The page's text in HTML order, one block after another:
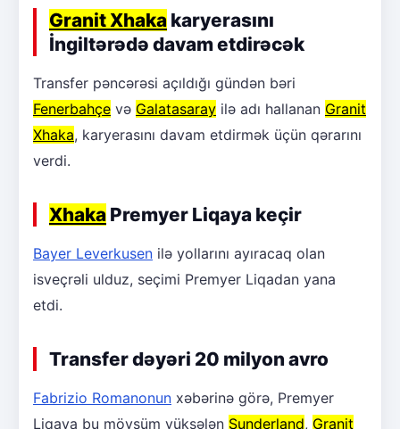
Granit Xhaka karyerasını
İngiltərədə davam etdirəcək
Transfer pəncərəsi açıldığı gündən bəri
Fenerbahçe və Galatasaray ilə adı hallanan Granit
Xhaka, karyerasını davam etdirmək üçün qərarını
verdi.
Xhaka Premyer Liqaya keçir
Bayer Leverkusen ilə yollarını ayıracaq olan
isveçrəli ulduz, seçimi Premyer Liqadan yana
etdi.
Transfer dəyəri 20 milyon avro
Fabrizio Romanonun xəbərinə görə, Premyer
Liqaya bu mövsüm yüksələn Sunderland, Granit